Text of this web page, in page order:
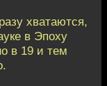
хватаются,
в Эпоху
в 19 и тем